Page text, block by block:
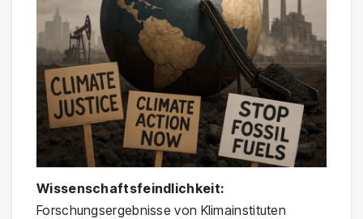
Wissenschaftsfeindlichkeit:
Forschungsergebnisse von Klimainstituten